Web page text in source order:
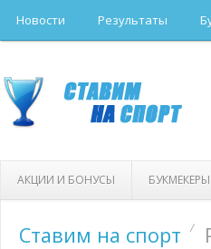
Новости Результаты
АКЦИИ И БОНУСЫ БУКМЕКЕРЫ
Ставим на спорт